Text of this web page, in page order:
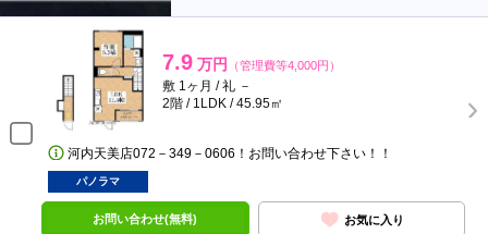
7.9 万円 （管理費等4,000円）
敷 1ヶ月 / 礼 －
2階 / 1LDK / 45.95㎡
河内天美店072－349－0606！お問い合わせ下さい！！
パノラマ
お問い合わせ(無料) お気に入り